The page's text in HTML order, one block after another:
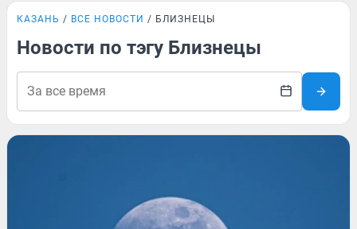
КАЗАНЬ ВСЕ НОВОСТИ БЛИЗНЕЦЫ
Новости по тэгу Близнецы